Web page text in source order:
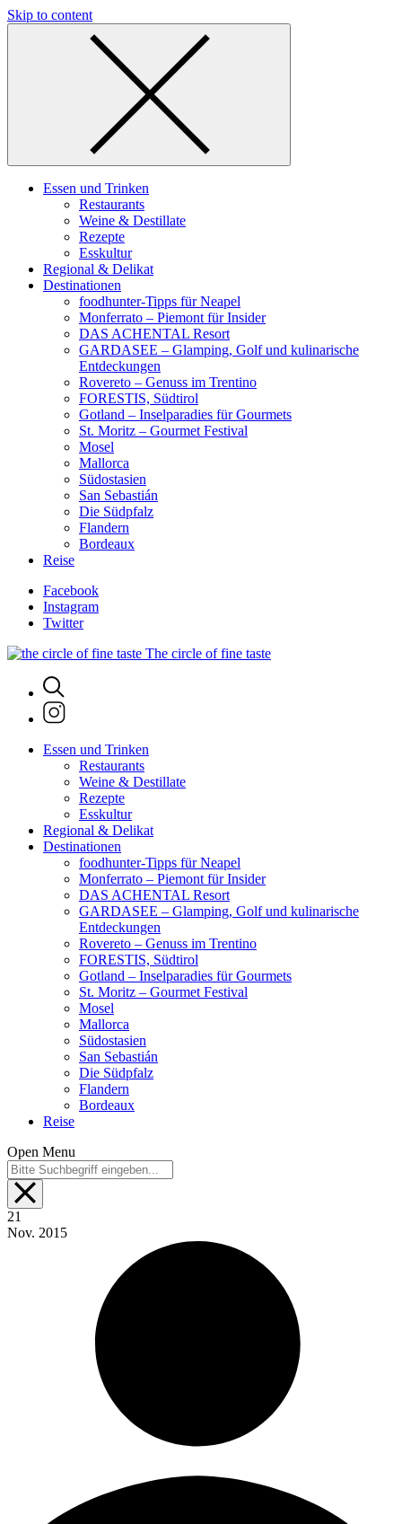
Skip to content
Essen und Trinken
Restaurants
Weine & Destillate
Rezepte
Esskultur
Regional & Delikat
Destinationen
foodhunter-Tipps für Neapel
Monferrato – Piemont für Insider
DAS ACHENTAL Resort
GARDASEE – Glamping, Golf und kulinarische
Entdeckungen
Rovereto – Genuss im Trentino
FORESTIS, Südtirol
Gotland – Inselparadies für Gourmets
St. Moritz – Gourmet Festival
Mosel
Mallorca
Südostasien
San Sebastián
Die Südpfalz
Flandern
Bordeaux
Reise
Facebook
Instagram
Twitter
The circle of fine taste
Essen und Trinken
Restaurants
Weine & Destillate
Rezepte
Esskultur
Regional & Delikat
Destinationen
foodhunter-Tipps für Neapel
Monferrato – Piemont für Insider
DAS ACHENTAL Resort
GARDASEE – Glamping, Golf und kulinarische
Entdeckungen
Rovereto – Genuss im Trentino
FORESTIS, Südtirol
Gotland – Inselparadies für Gourmets
St. Moritz – Gourmet Festival
Mosel
Mallorca
Südostasien
San Sebastián
Die Südpfalz
Flandern
Bordeaux
Reise
Open Menu
21
Nov. 2015